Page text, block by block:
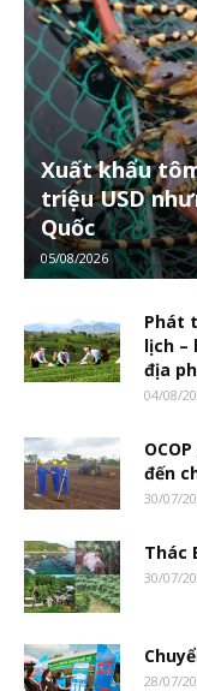
Xuất khẩu
triệu USD
Quốc
05/08/2026
Phát
lịch –
địa
04/08/
đến
30/07/
Thác
30/07/
28/07/